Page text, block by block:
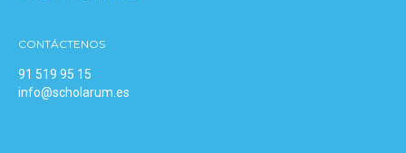
CONTÁCTENOS
91 519 95 15
info@scholarum.es